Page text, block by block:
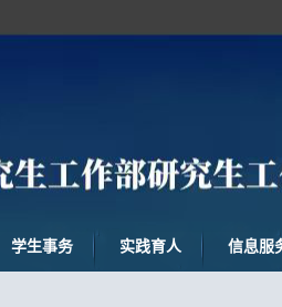
学生事务 实践育人 信息服